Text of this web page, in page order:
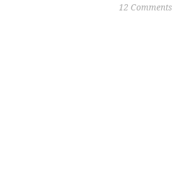
12 Comments